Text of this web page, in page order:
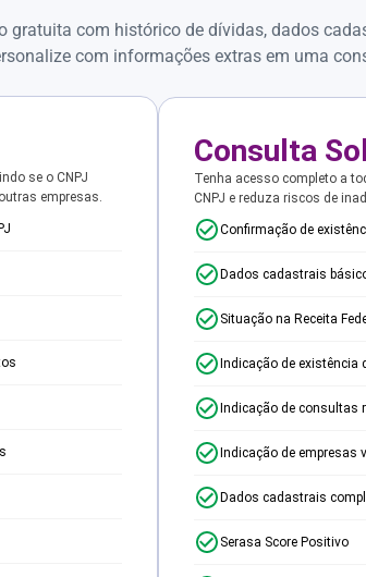
gratuita com histórico de dívidas, dados
com informações extras em uma
se o CNPJ
empresas.
Consulta
Tenha acesso completo a
CNPJ e reduza riscos de
Confirmação de
Dados cadastrais
Situação na Receita
Indicação de existência
Indicação de consultas
Indicação de empresas
Dados cadastrais
Serasa Score Positivo